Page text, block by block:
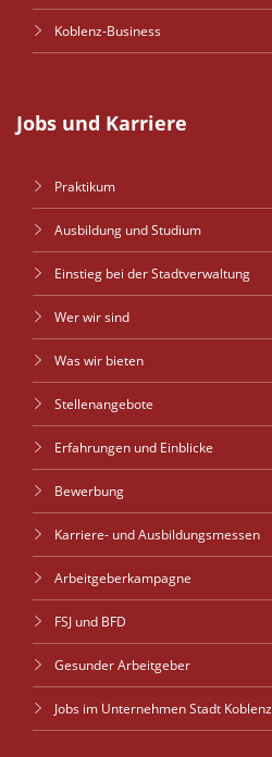
Koblenz-Business
Jobs und Karriere
Praktikum
Ausbildung und Studium
Einstieg bei der Stadtverwaltung
Wer wir sind
Was wir bieten
Stellenangebote
Erfahrungen und Einblicke
Bewerbung
Karriere- und Ausbildungsmessen
Arbeitgeberkampagne
FSJ und BFD
Gesunder Arbeitgeber
Jobs im Unternehmen Stadt Koblenz